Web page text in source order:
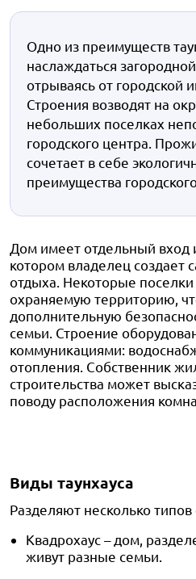
Одно из преимуществ
наслаждаться
отрываясь от городской
Строения возводят на
небольших поселках
городского центра.
сочетает в себе
преимущества
Дом имеет отдельный вход
котором владелец создает
отдыха. Некоторые
охраняемую территорию,
дополнительную
семьи. Строение
коммуникациями:
отопления. Собственник
строительства может
поводу расположения
Виды таунхауса
Разделяют несколько типов
Квадрохаус – дом,
живут разные семьи.